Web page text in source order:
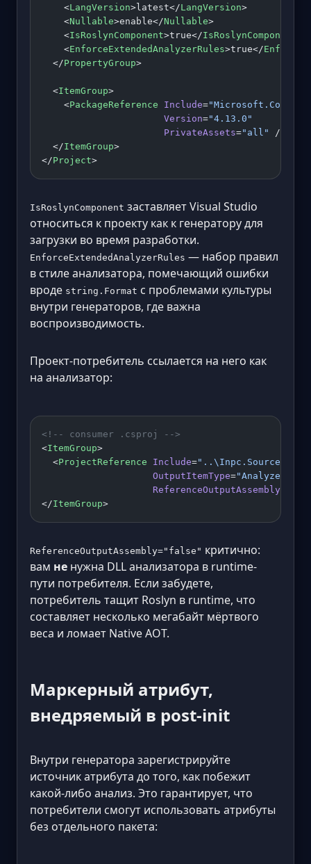
    <
LangVersion>latest</LangVersion>
    <
Nullable>enable</Nullable>
    <
IsRoslynComponent>true</IsRoslynComponent
    <
EnforceExtendedAnalyzerRules>true</
  </
PropertyGroup>
  <
ItemGroup>
    <
PackageReference Include=
                      Version
="4.13.0"
                      PrivateAssets
="all"
/>
  </
ItemGroup>
</Project>
IsRoslynComponent заставляет Visual Studio
относиться к проекту как к генератору для
загрузки во время разработки.
EnforceExtendedAnalyzerRules — набор правил
в стиле анализатора, помечающий ошибки
вроде string.Format с проблемами культуры
внутри генераторов, где важна
воспроизводимость.
Проект-потребитель ссылается на него как
на анализатор:
<!-- consumer .csproj -->
<ItemGroup>
  <
ProjectReference Include=
                    OutputItemType
="Analyzer"
                    ReferenceOutputAssembly
</ItemGroup>
ReferenceOutputAssembly="false" критично:
вам не нужна DLL анализатора в runtime-
пути потребителя. Если забудете,
потребитель тащит Roslyn в runtime, что
составляет несколько мегабайт мёртвого
веса и ломает Native AOT.
Маркерный атрибут,
внедряемый в post-init
Внутри генератора зарегистрируйте
источник атрибута до того, как побежит
какой-либо анализ. Это гарантирует, что
потребители смогут использовать атрибуты
без отдельного пакета: